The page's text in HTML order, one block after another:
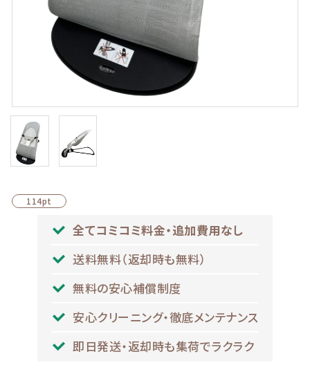
114pt
全てコミコミ料金・追加費用なし
送料無料（返却時も無料）
無料の安心補償制度
安心クリーニング・徹底メンテナンス
即日発送・返却時も集荷でラクラク